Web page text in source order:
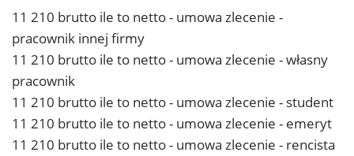
11 210 brutto ile to netto - umowa zlecenie -
pracownik innej firmy
11 210 brutto ile to netto - umowa zlecenie - własny
pracownik
11 210 brutto ile to netto - umowa zlecenie - student
11 210 brutto ile to netto - umowa zlecenie - emeryt
11 210 brutto ile to netto - umowa zlecenie - rencista